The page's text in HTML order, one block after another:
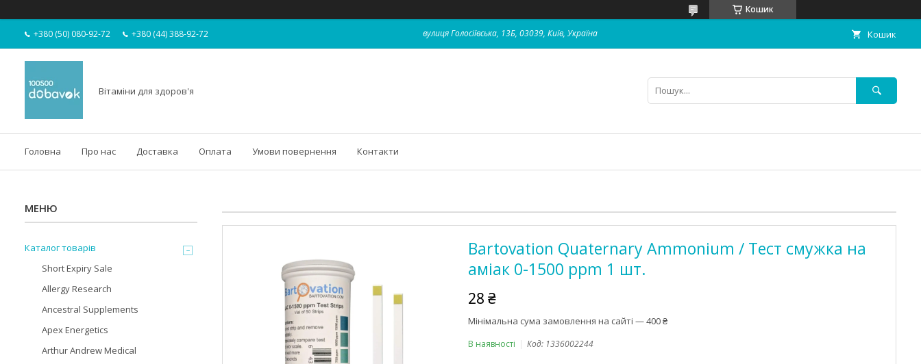
Кошик
+380 (50) 080-92-72 +380 (44) 388-92-72 вулиця Голосіївська, 13Б, 03039, Київ, Україна Кошик
Вітаміни для здоров'я
Головна Про нас Доставка Оплата Умови повернення Контакти
Bartovation Quaternary Ammonium / Тест смужка на
аміак 0-1500 ppm 1 шт.
28 ₴
Мінімальна сума замовлення на сайті — 400 ₴
В наявності Код: 1336002244
Каталог товарів
Short Expiry Sale
Allergy Research
Ancestral Supplements
Apex Energetics
Arthur Andrew Medical